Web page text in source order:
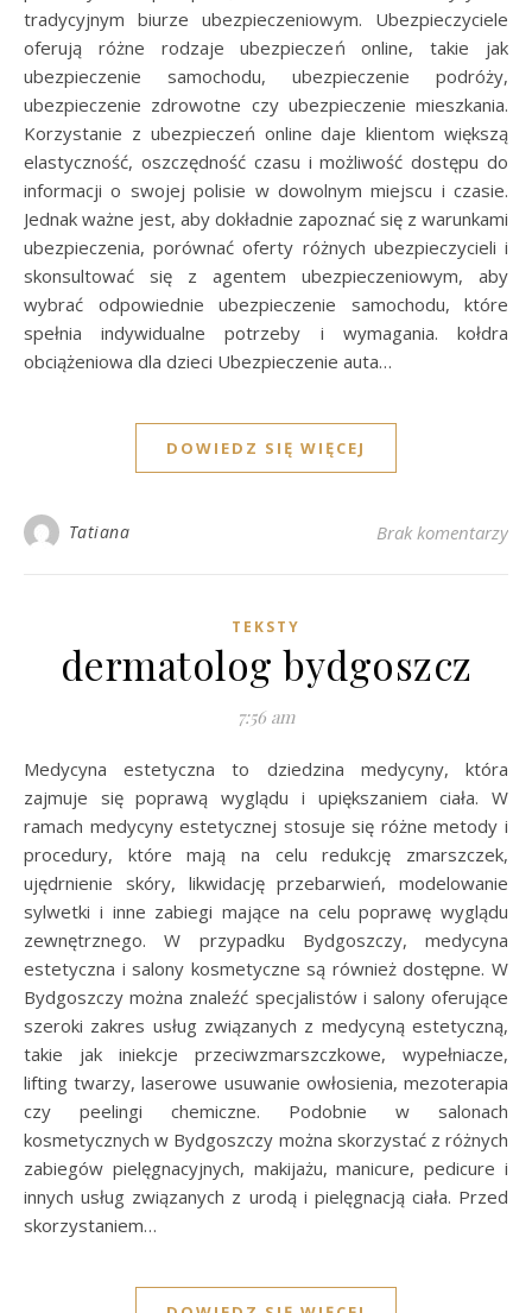
tradycyjnym biurze ubezpieczeniowym. Ubezpieczyciele
oferują różne rodzaje ubezpieczeń online, takie jak
ubezpieczenie samochodu, ubezpieczenie podróży,
ubezpieczenie zdrowotne czy ubezpieczenie mieszkania.
Korzystanie z ubezpieczeń online daje klientom większą
elastyczność, oszczędność czasu i możliwość dostępu do
informacji o swojej polisie w dowolnym miejscu i czasie.
Jednak ważne jest, aby dokładnie zapoznać się z warunkami
ubezpieczenia, porównać oferty różnych ubezpieczycieli i
skonsultować się z agentem ubezpieczeniowym, aby
wybrać odpowiednie ubezpieczenie samochodu, które
spełnia indywidualne potrzeby i wymagania. kołdra
obciążeniowa dla dzieci Ubezpieczenie auta…
DOWIEDZ SIĘ WIĘCEJ
Tatiana Brak komentarzy
TEKSTY
dermatolog bydgoszcz
7:56 am
Medycyna estetyczna to dziedzina medycyny, która
zajmuje się poprawą wyglądu i upiększaniem ciała. W
ramach medycyny estetycznej stosuje się różne metody i
procedury, które mają na celu redukcję zmarszczek,
ujędrnienie skóry, likwidację przebarwień, modelowanie
sylwetki i inne zabiegi mające na celu poprawę wyglądu
zewnętrznego. W przypadku Bydgoszczy, medycyna
estetyczna i salony kosmetyczne są również dostępne. W
Bydgoszczy można znaleźć specjalistów i salony oferujące
szeroki zakres usług związanych z medycyną estetyczną,
takie jak iniekcje przeciwzmarszczkowe, wypełniacze,
lifting twarzy, laserowe usuwanie owłosienia, mezoterapia
czy peelingi chemiczne. Podobnie w salonach
kosmetycznych w Bydgoszczy można skorzystać z różnych
zabiegów pielęgnacyjnych, makijażu, manicure, pedicure i
innych usług związanych z urodą i pielęgnacją ciała. Przed
skorzystaniem…